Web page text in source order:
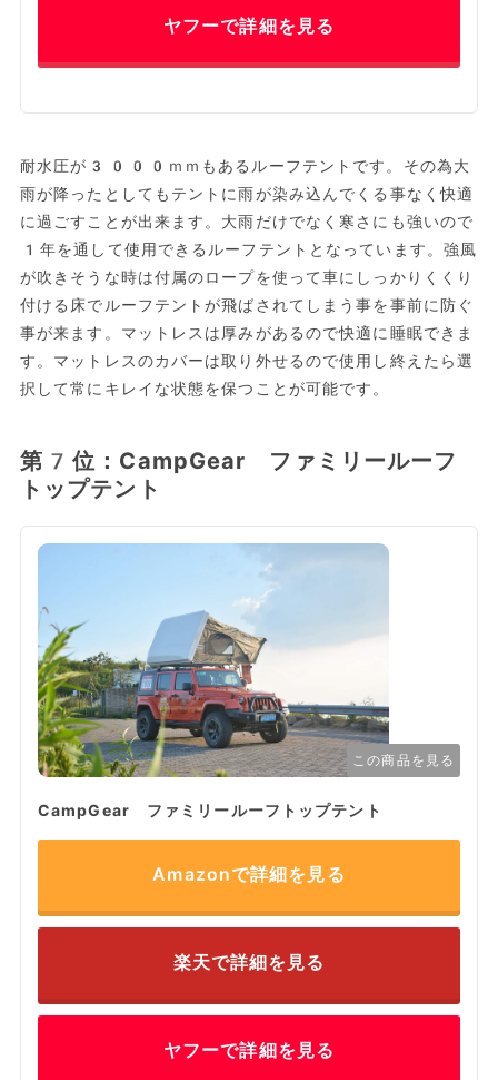
ヤフーで詳細を見る
耐水圧が3000ｍｍもあるルーフテントです。その為大
雨が降ったとしてもテントに雨が染み込んでくる事なく快適
に過ごすことが出来ます。大雨だけでなく寒さにも強いので
1年を通して使用できるルーフテントとなっています。強風
が吹きそうな時は付属のロープを使って車にしっかりくくり
付ける床でルーフテントが飛ばされてしまう事を事前に防ぐ
事が来ます。マットレスは厚みがあるので快適に睡眠できま
す。マットレスのカバーは取り外せるので使用し終えたら選
択して常にキレイな状態を保つことが可能です。
第7位：CampGear ファミリールーフ
トップテント
この商品を見る
CampGear ファミリールーフトップテント
Amazonで詳細を見る
楽天で詳細を見る
ヤフーで詳細を見る